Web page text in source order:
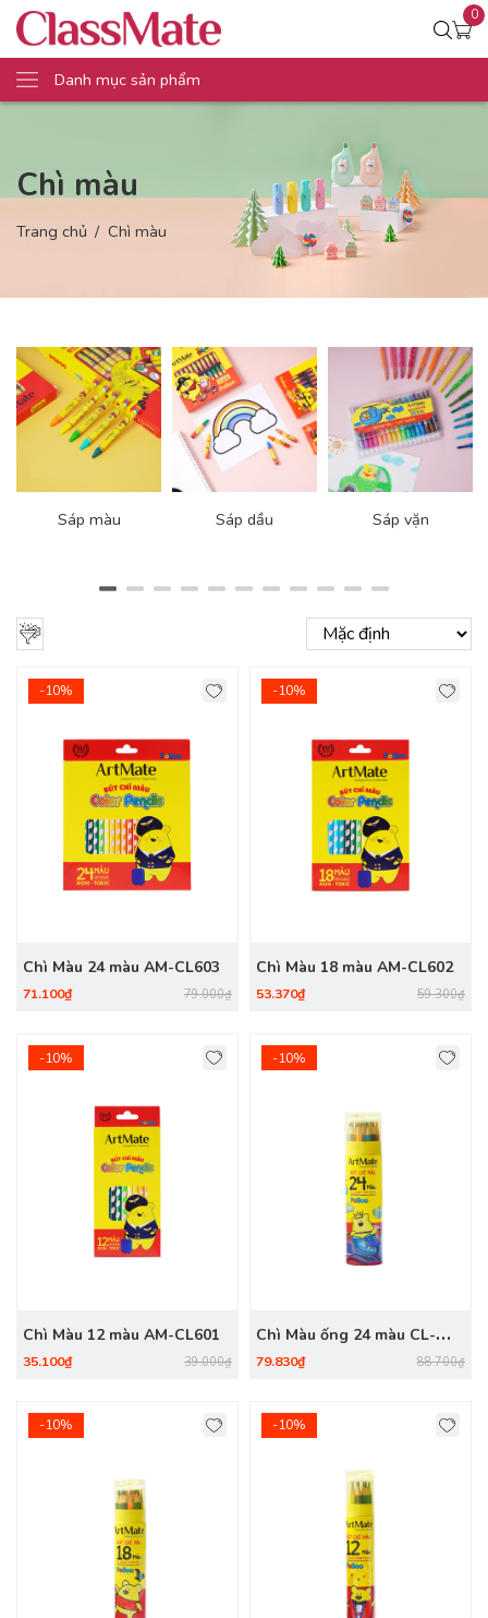
0
Danh mục sản phẩm
Chì màu
Trang chủ Chì màu
Sáp màu Sáp dầu Sáp vặn
-10%
Chì Màu 24 màu AM-CL603
71.100₫ 79.000₫
-10%
Chì Màu 18 màu AM-CL602
53.370₫ 59.300₫
-10%
Chì Màu 12 màu AM-CL601
35.100₫ 39.000₫
-10%
Chì Màu ống 24 màu CL-
CL203
79.830₫ 88.700₫
-10% -10%